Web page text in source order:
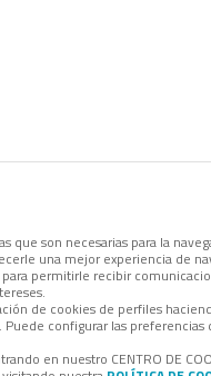
que son necesarias para la
una mejor experiencia de
permitirle recibir
de cookies de perfiles
Puede configurar las
en nuestro CENTRO DE